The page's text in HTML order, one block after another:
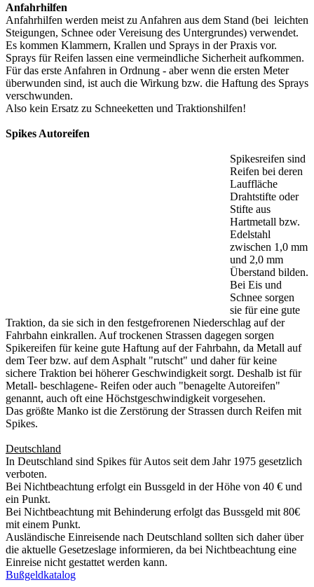
Anfahrhilfen
Anfahrhilfen werden meist zu Anfahren aus dem Stand (bei leichten
Steigungen, Schnee oder Vereisung des Untergrundes) verwendet.
Es kommen Klammern, Krallen und Sprays in der Praxis vor.
Sprays für Reifen lassen eine vermeindliche Sicherheit aufkommen.
Für das erste Anfahren in Ordnung - aber wenn die ersten Meter
überwunden sind, ist auch die Wirkung bzw. die Haftung des Sprays
verschwunden.
Also kein Ersatz zu Schneeketten und Traktionshilfen!
Spikes Autoreifen
Spikesreifen sind
Reifen bei deren
Lauffläche
Drahtstifte oder
Stifte aus
Hartmetall bzw.
Edelstahl
zwischen 1,0 mm
und 2,0 mm
Überstand bilden.
Bei Eis und
Schnee sorgen
sie für eine gute
Traktion, da sie sich in den festgefrorenen Niederschlag auf der
Fahrbahn einkrallen. Auf trockenen Strassen dagegen sorgen
Spikereifen für keine gute Haftung auf der Fahrbahn, da Metall auf
dem Teer bzw. auf dem Asphalt "rutscht" und daher für keine
sichere Traktion bei höherer Geschwindigkeit sorgt. Deshalb ist für
Metall- beschlagene- Reifen oder auch "benagelte Autoreifen"
genannt, auch oft eine Höchstgeschwindigkeit vorgesehen.
Das größte Manko ist die Zerstörung der Strassen durch Reifen mit
Spikes.
Deutschland
In Deutschland sind Spikes für Autos seit dem Jahr 1975 gesetzlich
verboten.
Bei Nichtbeachtung erfolgt ein Bussgeld in der Höhe von 40 € und
ein Punkt.
Bei Nichtbeachtung mit Behinderung erfolgt das Bussgeld mit 80€
mit einem Punkt.
Ausländische Einreisende nach Deutschland sollten sich daher über
die aktuelle Gesetzeslage informieren, da bei Nichtbeachtung eine
Einreise nicht gestattet werden kann.
Bußgeldkatalog